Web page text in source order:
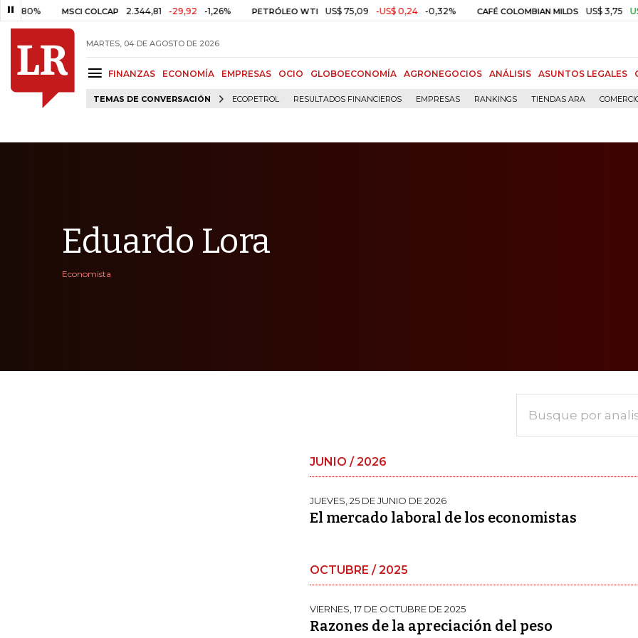
MSCI COLCAP 2.344,81 -29,92 -1,26% PETRÓLEO WTI US$ 75,09 -US$ 0,24 -0,32% CAFÉ COLOMBIAN MILDS US$ 3,75 US$ 0,00
MARTES, 04 DE AGOSTO DE 2026
FINANZAS ECONOMÍA EMPRESAS OCIO GLOBOECONOMÍA AGRONEGOCIOS ANÁLISIS ASUNTOS LEGALES
TEMAS DE CONVERSACIÓN ECOPETROL RESULTADOS FINANCIEROS EMPRESAS RANKINGS TIENDAS ARA
Eduardo Lora
Economista
Busque por
JUNIO / 2026
JUEVES, 25 DE JUNIO DE 2026
El mercado laboral de los economistas
OCTUBRE / 2025
VIERNES, 17 DE OCTUBRE DE 2025
Razones de la apreciación del peso